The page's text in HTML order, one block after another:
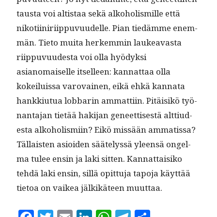
taus­ta voi altistaa sekä alko­holis­mille että
nikoti­iniri­ip­pu­vu­udelle. Pian tiedämme enem­
män. Tieto mui­ta herkem­min laukeavas­ta
riip­pu­vu­ud­es­ta voi olla hyödyk­si
asianomaiselle itselleen: kan­nat­taa olla
kokeiluis­sa varovainen, eikä ehkä kan­na­ta
han­kki­u­tua lob­barin ammat­ti­in. Pitäisikö työ­
nan­ta­jan tietää hak­i­jan geneet­tis­es­tä alt­tiud­
es­ta alko­holis­mi­in? Eikö mis­sään ammatissa?
Täl­lais­ten asioiden säätelyssä yleen­sä ongel­
ma tulee ensin ja laki sit­ten. Kan­nat­taisiko
tehdä laki ensin, sil­lä opit­tu­ja tapo­ja käyt­tää
tietoa on vaikea jälkikä­teen muuttaa.